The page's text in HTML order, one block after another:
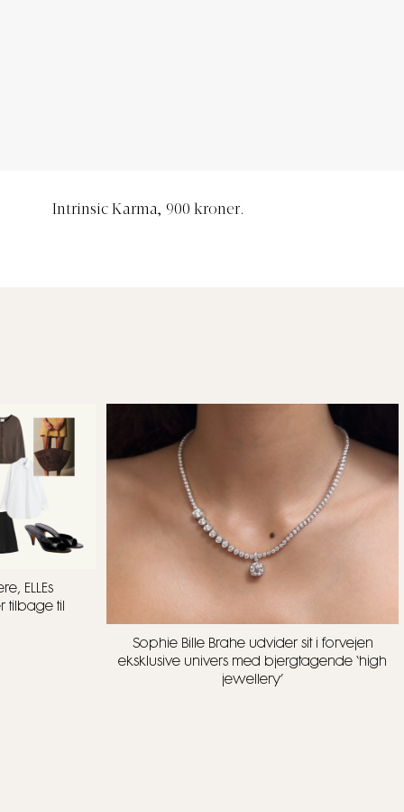
Intrinsic Karma, 900 kroner.
ELLEs
tilbage til
Sophie Bille Brahe udvider sit i forvejen
eksklusive univers med bjergtagende ‘high
jewellery’